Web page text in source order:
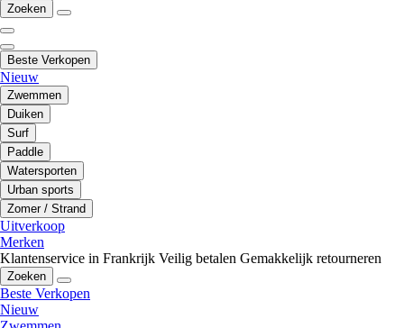
Zoeken
Beste Verkopen
Nieuw
Zwemmen
Duiken
Surf
Paddle
Watersporten
Urban sports
Zomer / Strand
Uitverkoop
Merken
Klantenservice in Frankrijk Veilig betalen Gemakkelijk retourneren
Zoeken
Beste Verkopen
Nieuw